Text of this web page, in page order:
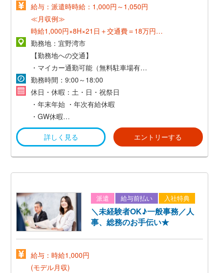
給与：派遣時時給：1,000円～1,050円
≪月収例≫
時給1,000円×8H×21日＋交通費＝18万円～
*正社員登用後：想定年収350万円〜650万円*
月収 20万円以上
*賞与あり（年2回）*
*昇給あり（年1回）*
勤務地：宜野湾市
【勤務地への交通】
・マイカー通勤可能（無料駐車場有）
・交通費支給（当社規定あり）
勤務時間：9:00～18:00
休日・休暇：土・日・祝祭日
・年末年始 ・年次有給休暇
・GW休暇
など
詳しく見る
エントリーする
派遣 給与前払い 入社特典
＼未経験者OK♪一般事務／人
事、総務のお手伝い★
給与：時給1,000円
(モデル月収)